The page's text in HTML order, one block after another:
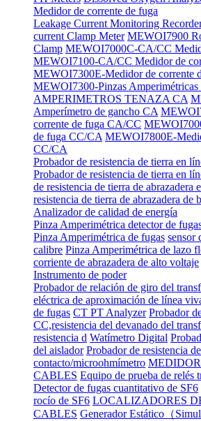
Medidor de corrente de fuga
Leakage Current Monitoring
current Clamp Meter MEWOI7900
Clamp MEWOI7000C-CA/CC
MEWOI7100-CA/CC Medidor de
MEWOI7300E-Medidor de corrente
MEWOI7300-Pinzas Amperimétricas
AMPERIMETROS TENAZA CA
Amperímetro de gancho CA
corrente de fuga CA/CC
de fuga CC/CA MEWOI7800E-
CC/CA
Probador de resistencia de tierra en
Probador de resistencia de tierra en
de resistencia de tierra de abrazadera
resistencia de tierra de abrazadera de
Analizador de calidad de energía
Pinza Amperimétrica detector de
Pinza Amperimétrica de fugas sensor
calibre Pinza Amperimétrica de lazo
corriente de abrazadera de alto voltaje
Instrumento de poder
Probador de relación de giro del
eléctrica de aproximación de línea
de fugas CT PT Analyzer Probador
CC,resistencia del devanado del
resistencia d Watímetro Digital
del aislador Probador de resistencia de
contacto/microohmímetro
CABLES Equipo de prueba de relés
Detector de fugas cuantitativo de SF6
rocío de SF6 LOCALIZADORES
CABLES Generador Estático（